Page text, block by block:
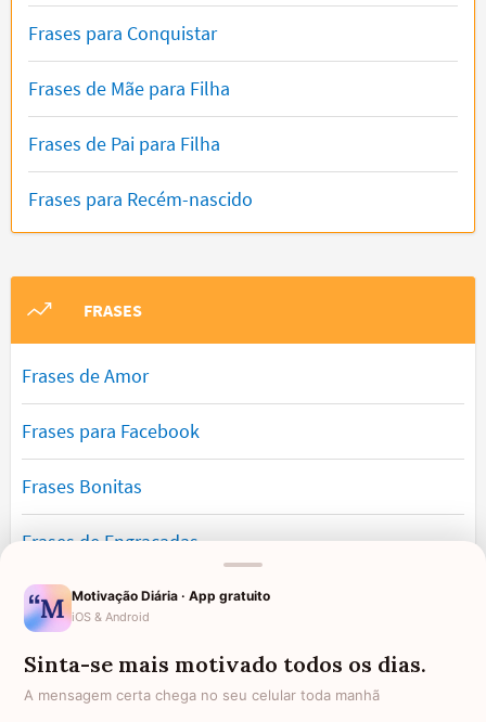
Frases para Conquistar
Frases de Mãe para Filha
Frases de Pai para Filha
Frases para Recém-nascido
FRASES
Frases de Amor
Frases para Facebook
Frases Bonitas
Frases de Engraçadas
Frases Românticas
Frases de Reflexão
Frases Lindas
Motivação Diária · App gratuito
iOS & Android
Sinta-se mais motivado todos os dias.
A mensagem certa chega no seu celular toda manhã